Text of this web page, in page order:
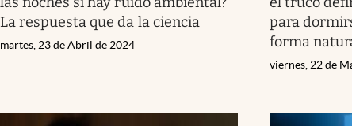
La respuesta que da la ciencia
martes, 23 de Abril de 2024
para
forma
viernes, 22 de